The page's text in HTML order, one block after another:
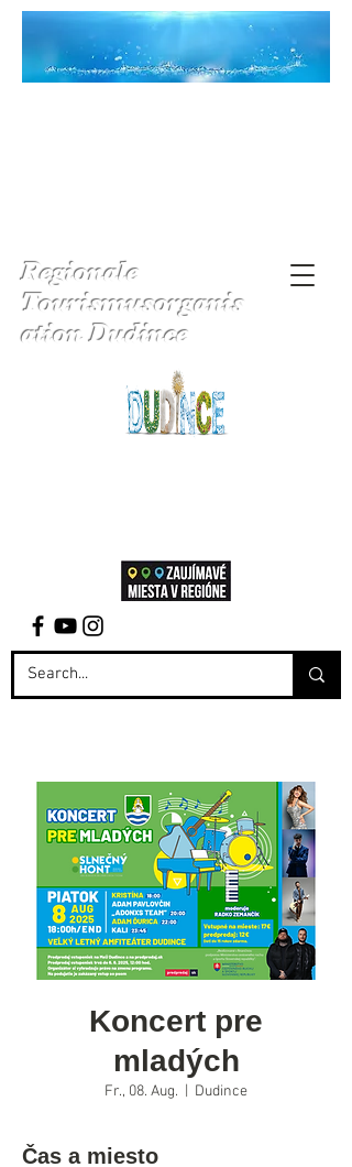
Regionale
Tourismusorganis
ation Dudince
Koncert pre
mladých
Fr., 08. Aug. Dudince
Čas a miesto